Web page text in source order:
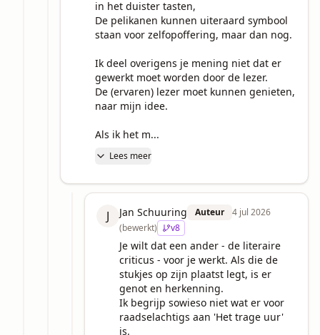
in het duister tasten,
De pelikanen kunnen uiteraard symbool
staan voor zelfopoffering, maar dan nog.
Ik deel overigens je mening niet dat er
gewerkt moet worden door de lezer.
De (ervaren) lezer moet kunnen genieten,
naar mijn idee.
Als ik het m...
Lees meer
J Jan Schuuring Auteur
4 jul 2026
(bewerkt)
v8
Je wilt dat een ander - de literaire
criticus - voor je werkt. Als die de
stukjes op zijn plaatst legt, is er
genot en herkenning.
Ik begrijp sowieso niet wat er voor
raadselachtigs aan 'Het trage uur'
is.